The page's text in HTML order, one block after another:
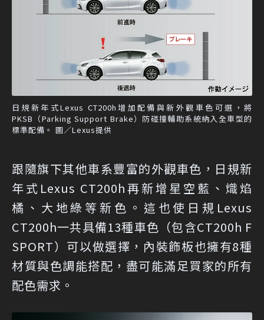
日規新年式Lexus CT200h增加配備與新外觀車色可選，將
PKSB（Parking Support Brake）防碰撞輔助系統納入全車型的
標準配備。 圖／Lexus提供
跟隨旗下其他車系豐富的外觀車色，日規新
年式Lexus CT200h再新增星空藍、熾焰
橘、大地綠等新色。這也使日規Lexus
CT200h一共具備13種車色（包含CT200h F
SPORT）可以做選擇，內裝飾板也擁有8種
材質與色調能搭配，盡可能滿足買家的所有
配色需求。